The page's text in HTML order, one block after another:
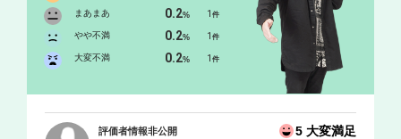
まあまあ 0.2% 1件
やや不満 0.2% 1件
大変不満 0.2% 1件
評価者情報非公開 5 大変満足